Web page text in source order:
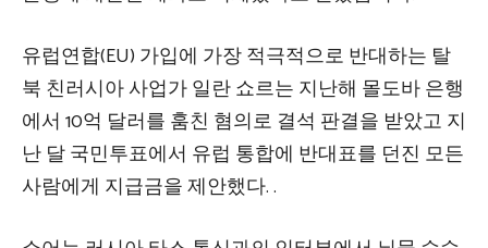
유럽연합(EU) 가입에 가장 적극적으로 반대하는 탈
북 친러시아 사업가 일란 쇼르는 지난해 몰도바 은행
에서 10억 달러를 훔친 혐의로 결석 판결을 받았고 지
난 달 국민투표에서 유럽 통합에 반대표를 던진 모든
사람에게 지급금을 제안했다. .